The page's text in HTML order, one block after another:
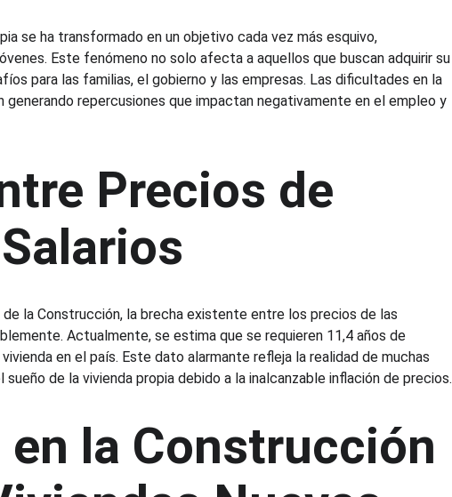
se ha transformado en un objetivo cada vez más esquivo,
Este fenómeno no solo afecta a aquellos que buscan adquirir su
para las familias, el gobierno y las empresas. Las dificultades en la
repercusiones que impactan negativamente en el empleo y
Precios de
de la Construcción, la brecha existente entre los precios de las
Actualmente, se estima que se requieren 11,4 años de
en el país. Este dato alarmante refleja la realidad de muchas
de la vivienda propia debido a la inalcanzable inflación de precios.
la Construcción